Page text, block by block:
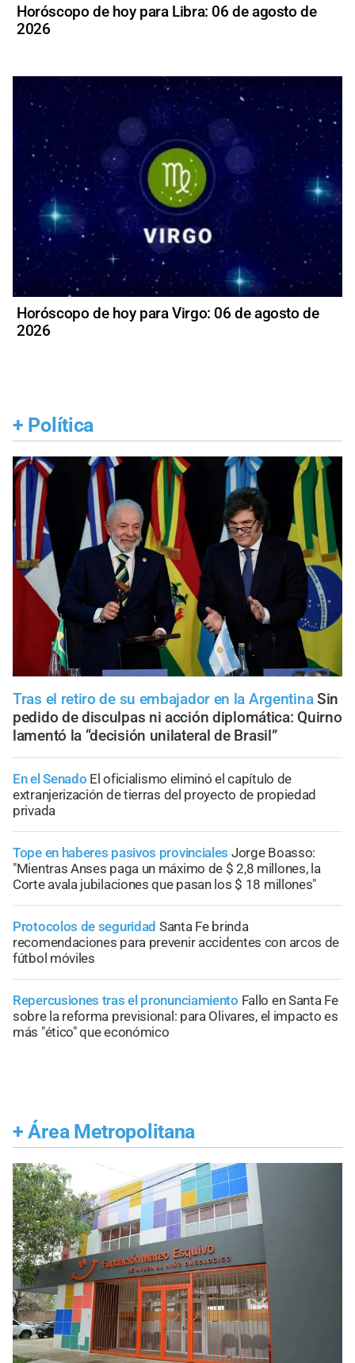
Horóscopo de hoy para Libra: 06 de agosto de
2026
Horóscopo de hoy para Virgo: 06 de agosto de
2026
+ Política
Tras el retiro de su embajador en la Argentina Sin
pedido de disculpas ni acción diplomática: Quirno
lamentó la “decisión unilateral de Brasil”
En el Senado El oficialismo eliminó el capítulo de
extranjerización de tierras del proyecto de propiedad
privada
Tope en haberes pasivos provinciales Jorge Boasso:
"Mientras Anses paga un máximo de $ 2,8 millones, la
Corte avala jubilaciones que pasan los $ 18 millones"
Protocolos de seguridad Santa Fe brinda
recomendaciones para prevenir accidentes con arcos de
fútbol móviles
Repercusiones tras el pronunciamiento Fallo en Santa Fe
sobre la reforma previsional: para Olivares, el impacto es
más "ético" que económico
+ Área Metropolitana